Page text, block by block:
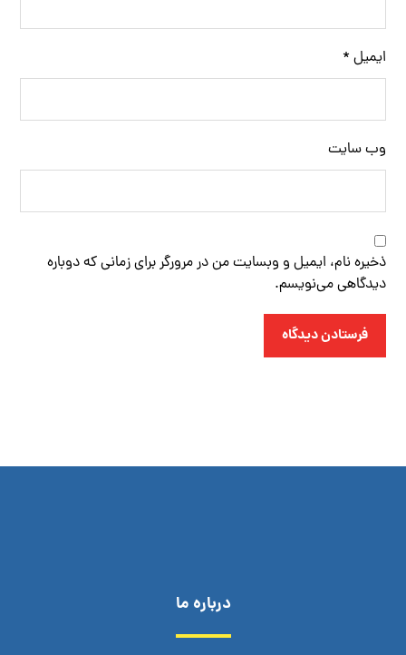
ایمیل *
وب‌ سایت
ذخیره نام، ایمیل و وبسایت من در مرورگر برای زمانی که دوباره
دیدگاهی می‌نویسم.
فرستادن دیدگاه
درباره ما